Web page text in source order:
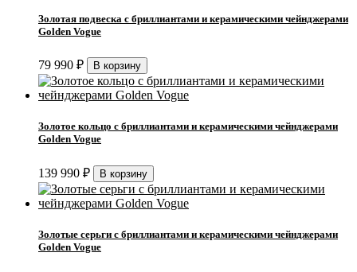
Золотая подвеска с бриллиантами и керамическими чейнджерами
Golden Vogue
79 990 ₽
Золотое кольцо с бриллиантами и керамическими чейнджерами
Golden Vogue
139 990 ₽
Золотые серьги с бриллиантами и керамическими чейнджерами
Golden Vogue